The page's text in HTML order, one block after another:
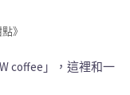
點》
coffee」，這裡和一